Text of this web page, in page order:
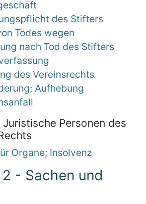
des Stifters
Todes wegen
nach Tod des Stifters
des Vereinsrechts
Aufhebung
Personen des
Organe; Insolvenz
- Sachen und